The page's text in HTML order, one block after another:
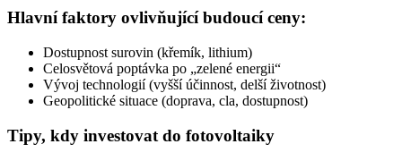
Hlavní faktory ovlivňující budoucí ceny:
Dostupnost surovin (křemík, lithium)
Celosvětová poptávka po „zelené energii“
Vývoj technologií (vyšší účinnost, delší životnost)
Geopolitické situace (doprava, cla, dostupnost)
Tipy, kdy investovat do fotovoltaiky